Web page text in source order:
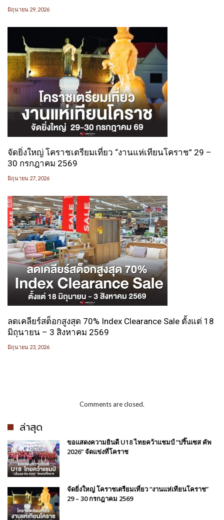
มิถุนายน 29, 2026
จัดยิ่งใหญ่ โคราชเตรียมเที่ยว “งานแห่เทียนโคราช” 29 –
30 กรกฎาคม 2569
มิถุนายน 27, 2026
ลดเคลียร์สต็อกสูงสุด 70% Index Clearance Sale ตั้งแต่ 18
มิถุนายน – 3 สิงหาคม 2569
มิถุนายน 23, 2026
Comments are closed.
ล่าสุด
ขอแสดงความยินดี U18 ไทยคว้าแชมป์ “ปริ๊นเซส คัพ
2026” จัดแข่งที่โคราช
จัดยิ่งใหญ่ โคราชเตรียมเที่ยว “งานแห่เทียนโคราช”
29 – 30 กรกฎาคม 2569